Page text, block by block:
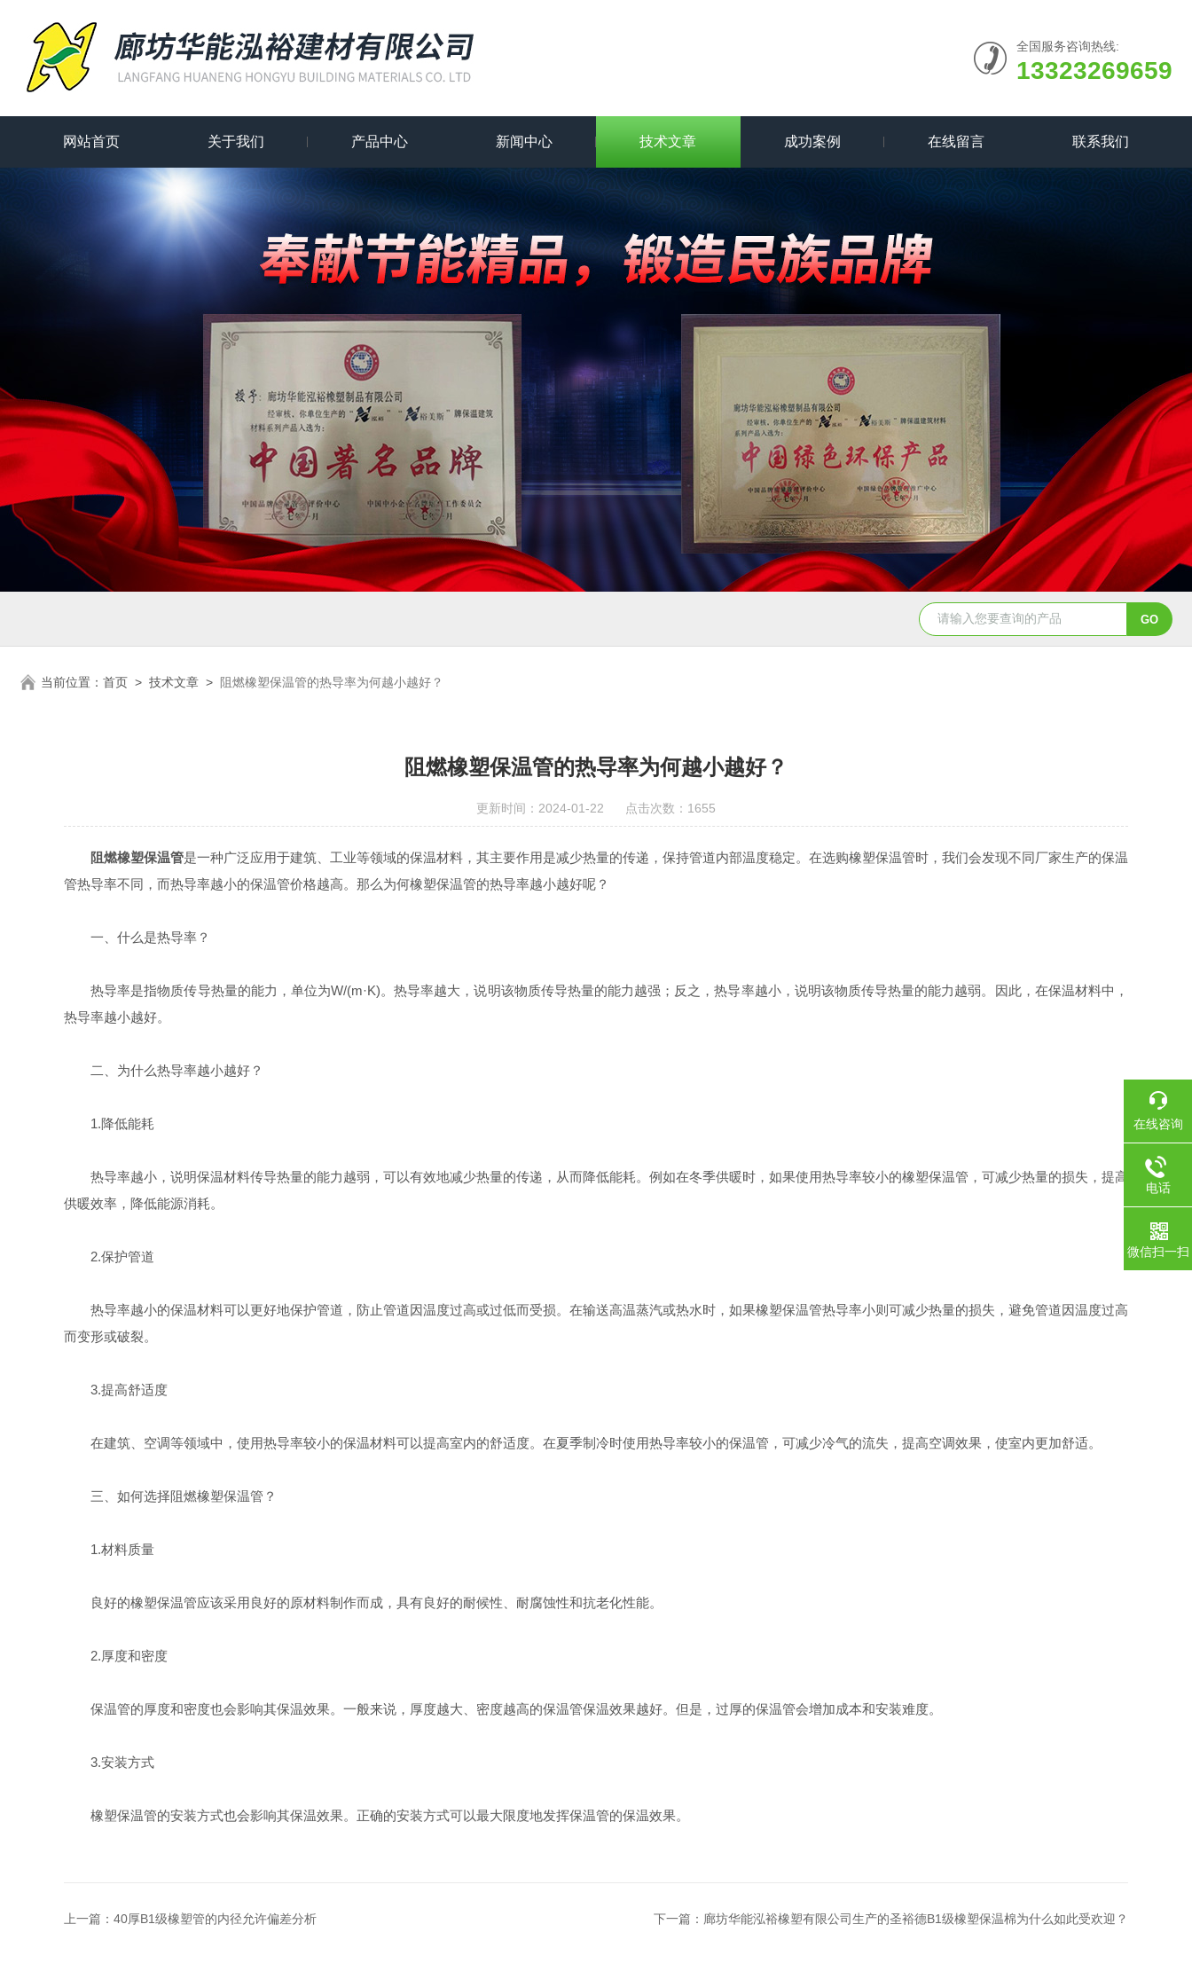
全国服务咨询热线:
13323269659
网站首页 关于我们 产品中心 新闻中心 技术文章 成功案例 在线留言 联系我们
当前位置： 首页 > 技术文章 > 阻燃橡塑保温管的热导率为何越小越好？
阻燃橡塑保温管的热导率为何越小越好？
更新时间：2024-01-22 点击次数：1655
阻燃橡塑保温管是一种广泛应用于建筑、工业等领域的保温材料，其主要作用是减少热量的传递，保持管道内部温度稳定。在选购橡塑保温管时，我们会发现不同厂家生产的保温
管热导率不同，而热导率越小的保温管价格越高。那么为何橡塑保温管的热导率越小越好呢？
一、什么是热导率？
热导率是指物质传导热量的能力，单位为W/(m·K)。热导率越大，说明该物质传导热量的能力越强；反之，热导率越小，说明该物质传导热量的能力越弱。因此，在保温材料中，
热导率越小越好。
二、为什么热导率越小越好？
1.降低能耗
热导率越小，说明保温材料传导热量的能力越弱，可以有效地减少热量的传递，从而降低能耗。例如在冬季供暖时，如果使用热导率较小的橡塑保温管，可减少热量的损失，提高
供暖效率，降低能源消耗。
2.保护管道
热导率越小的保温材料可以更好地保护管道，防止管道因温度过高或过低而受损。在输送高温蒸汽或热水时，如果橡塑保温管热导率小则可减少热量的损失，避免管道因温度过高
而变形或破裂。
3.提高舒适度
在建筑、空调等领域中，使用热导率较小的保温材料可以提高室内的舒适度。在夏季制冷时使用热导率较小的保温管，可减少冷气的流失，提高空调效果，使室内更加舒适。
三、如何选择阻燃橡塑保温管？
1.材料质量
良好的橡塑保温管应该采用良好的原材料制作而成，具有良好的耐候性、耐腐蚀性和抗老化性能。
2.厚度和密度
保温管的厚度和密度也会影响其保温效果。一般来说，厚度越大、密度越高的保温管保温效果越好。但是，过厚的保温管会增加成本和安装难度。
3.安装方式
橡塑保温管的安装方式也会影响其保温效果。正确的安装方式可以最大限度地发挥保温管的保温效果。
上一篇： 40厚B1级橡塑管的内径允许偏差分析 下一篇： 廊坊华能泓裕橡塑有限公司生产的圣裕德B1级橡塑保温棉为什么如此受欢迎？
在线咨询
电话
微信扫一扫